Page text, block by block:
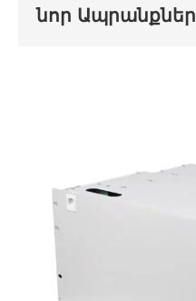
նոր Ապրանքներ